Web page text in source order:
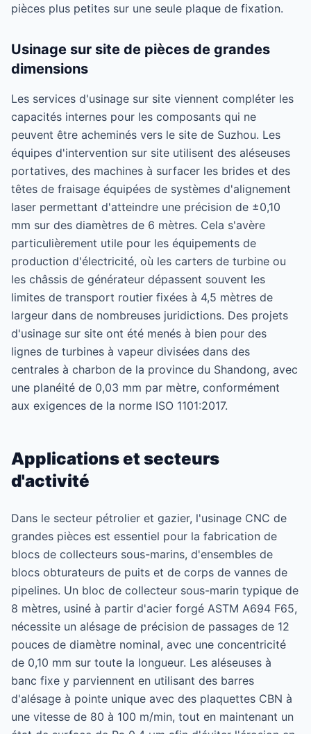
pièces plus petites sur une seule plaque de fixation.
Usinage sur site de pièces de grandes
dimensions
Les services d'usinage sur site viennent compléter les
capacités internes pour les composants qui ne
peuvent être acheminés vers le site de Suzhou. Les
équipes d'intervention sur site utilisent des aléseuses
portatives, des machines à surfacer les brides et des
têtes de fraisage équipées de systèmes d'alignement
laser permettant d'atteindre une précision de ±0,10
mm sur des diamètres de 6 mètres. Cela s'avère
particulièrement utile pour les équipements de
production d'électricité, où les carters de turbine ou
les châssis de générateur dépassent souvent les
limites de transport routier fixées à 4,5 mètres de
largeur dans de nombreuses juridictions. Des projets
d'usinage sur site ont été menés à bien pour des
lignes de turbines à vapeur divisées dans des
centrales à charbon de la province du Shandong, avec
une planéité de 0,03 mm par mètre, conformément
aux exigences de la norme ISO 1101:2017.
Applications et secteurs
d'activité
Dans le secteur pétrolier et gazier, l'usinage CNC de
grandes pièces est essentiel pour la fabrication de
blocs de collecteurs sous-marins, d'ensembles de
blocs obturateurs de puits et de corps de vannes de
pipelines. Un bloc de collecteur sous-marin typique de
8 mètres, usiné à partir d'acier forgé ASTM A694 F65,
nécessite un alésage de précision de passages de 12
pouces de diamètre nominal, avec une concentricité
de 0,10 mm sur toute la longueur. Les aléseuses à
banc fixe y parviennent en utilisant des barres
d'alésage à pointe unique avec des plaquettes CBN à
une vitesse de 80 à 100 m/min, tout en maintenant un